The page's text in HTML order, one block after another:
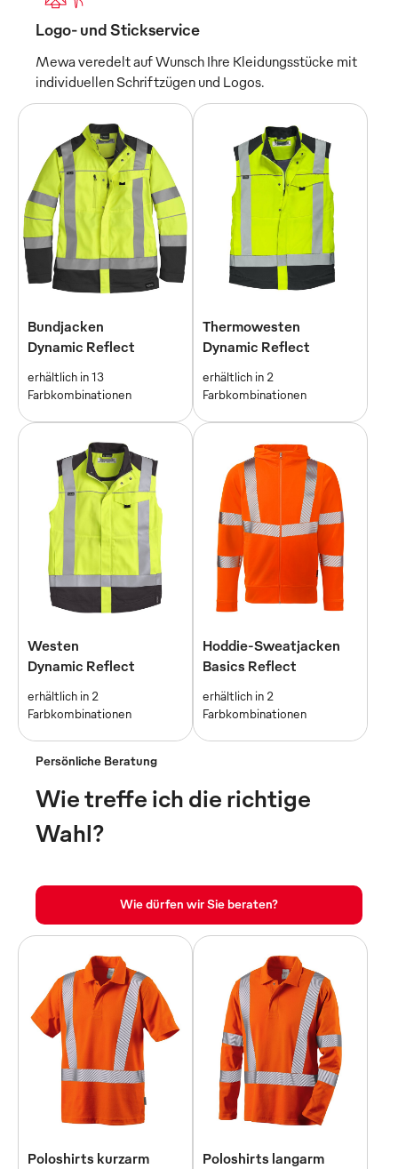
Logo- und Stickservice
Mewa veredelt auf Wunsch Ihre Kleidungsstücke mit
individuellen Schriftzügen und Logos.
Bundjacken
Dynamic Reflect
erhältlich in 13
Farbkombinationen
Thermowesten
Dynamic Reflect
erhältlich in 2
Farbkombinationen
Westen
Dynamic Reflect
erhältlich in 2
Farbkombinationen
Hoddie-Sweatjacken
Basics Reflect
erhältlich in 2
Farbkombinationen
Persönliche Beratung
Wie treffe ich die richtige
Wahl?
Wie dürfen wir Sie beraten?
Poloshirts kurzarm
Poloshirts langarm